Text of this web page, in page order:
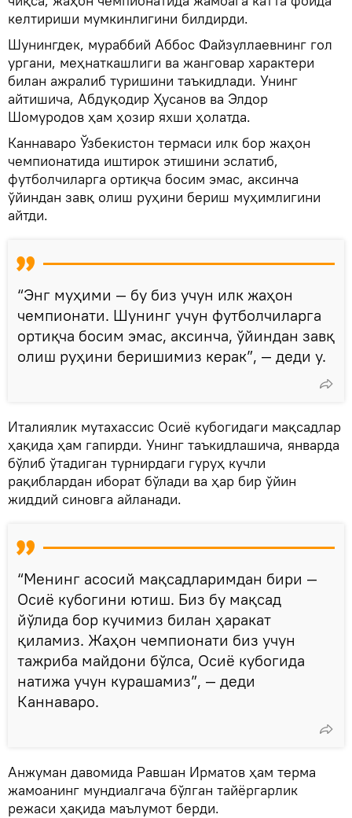
келтириши мумкинлигини билдирди.
Шунингдек, мураббий Аббос Файзуллаевнинг гол
ургани, меҳнаткашлиги ва жанговар характери
билан ажралиб туришини таъкидлади. Унинг
айтишича, Абдуқодир Ҳусанов ва Элдор
Шомуродов ҳам ҳозир яхши ҳолатда.
Каннаваро Ўзбекистон термаси илк бор жаҳон
чемпионатида иштирок этишини эслатиб,
футболчиларга ортиқча босим эмас, аксинча
ўйиндан завқ олиш руҳини бериш муҳимлигини
айтди.
“Энг муҳими — бу биз учун илк жаҳон
чемпионати. Шунинг учун футболчиларга
ортиқча босим эмас, аксинча, ўйиндан завқ
олиш руҳини беришимиз керак”, — деди у.
Италиялик мутахассис Осиё кубогидаги мақсадлар
ҳақида ҳам гапирди. Унинг таъкидлашича, январда
бўлиб ўтадиган турнирдаги гуруҳ кучли
рақиблардан иборат бўлади ва ҳар бир ўйин
жиддий синовга айланади.
“Менинг асосий мақсадларимдан бири —
Осиё кубогини ютиш. Биз бу мақсад
йўлида бор кучимиз билан ҳаракат
қиламиз. Жаҳон чемпионати биз учун
тажриба майдони бўлса, Осиё кубогида
натижа учун курашамиз”, — деди
Каннаваро.
Анжуман давомида Равшан Ирматов ҳам терма
жамоанинг мундиалгача бўлган тайёргарлик
режаси ҳақида маълумот берди.